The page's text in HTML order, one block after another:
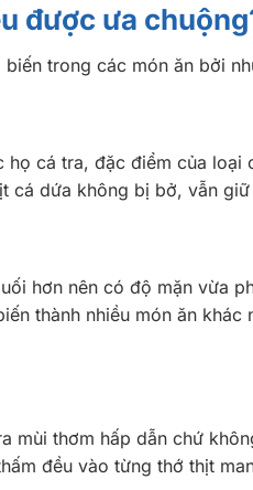
được ưa
trong các món ăn bởi
họ cá tra, đặc điểm của
cá dứa không bị bở, vẫn
hơn nên có độ mặn vừa
thành nhiều món ăn
mùi thơm hấp dẫn chứ
đều vào từng thớ thịt